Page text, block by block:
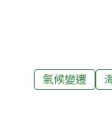
氣候變遷